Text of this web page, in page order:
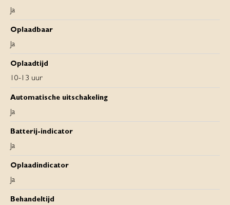
Ja
Oplaadbaar
Ja
Oplaadtijd
10-13 uur
Automatische uitschakeling
Ja
Batterij-indicator
Ja
Oplaadindicator
Ja
Behandeltijd